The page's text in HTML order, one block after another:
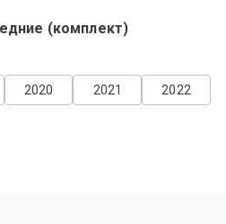
(комплект)
2022
2021
2020